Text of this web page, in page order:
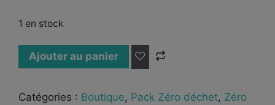
1 en stock
Ajouter au panier
Catégories : Boutique, Pack Zéro déchet, Zéro